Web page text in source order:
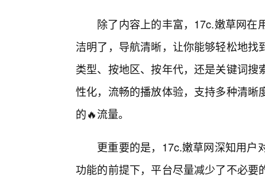
除了内容上的丰富，17c.嫩草网在
洁明了，导航清晰，让你能够轻松地
类型、按地区、按年代，还是关键词
性化，流畅的播放体验，支持多种清
的🔥流量。
更重要的是，17c.嫩草网深知用户
功能的前提下，平台尽量减少了不必